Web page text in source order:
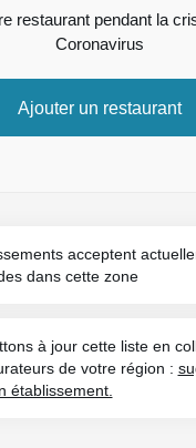
restaurant pendant la
Coronavirus
Ajouter un restaurant
acceptent
dans cette zone
à jour cette liste en
de votre région :
établissement.